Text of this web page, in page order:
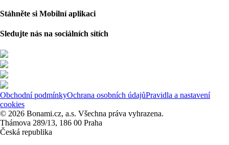
Stáhněte si Mobilní aplikaci
Sledujte nás na sociálních sítích
Obchodní podmínkyOchrana osobních údajůPravidla a nastavení
cookies
© 2026 Bonami.cz, a.s. Všechna práva vyhrazena.
Thámova 289/13, 186 00 Praha
Česká republika